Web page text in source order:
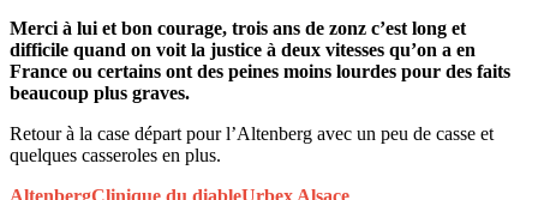
Merci à lui et bon courage, trois ans de zonz c’est long et
difficile quand on voit la justice à deux vitesses qu’on a en
France ou certains ont des peines moins lourdes pour des faits
beaucoup plus graves.
Retour à la case départ pour l’Altenberg avec un peu de casse et
quelques casseroles en plus.